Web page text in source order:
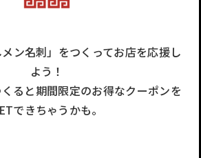
ン名刺」をつくってお店を応援し
よう！
ると期間限定のお得なクーポンを
できちゃうかも。